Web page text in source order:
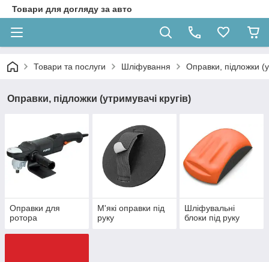
Товари для догляду за авто
Товари та послуги Шліфування Оправки, підложки
Оправки, підложки (утримувачі кругів)
Оправки для
ротора
М'які оправки під
руку
Шліфувальні
блоки під руку